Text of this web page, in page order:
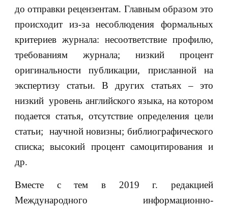
до отправки рецензентам. Главным образом это
происходит из-за несоблюдения формальных
критериев журнала: несоответствие профилю,
требованиям журнала; низкий процент
оригинальности публикации, присланной на
экспертизу статьи. В других статьях – это
низкий уровень английского языка, на котором
подается статья, отсутствие определения цели
статьи; научной новизны; библиографического
списка; высокий процент самоцитирования и
др.
Вместе с тем в 2019 г. редакцией
Международного информационно-